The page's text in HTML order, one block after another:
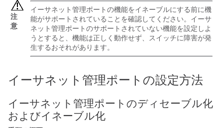
注
意
イーサネット管理ポートの機能をイネーブルにする前に機
能がサポートされていることを確認してください。イーサ
ネット管理ポートのサポートされていない機能を設定しよ
うとすると、機能は正しく動作せず、
スイッチに障害が発
生するおそれがあります。
イーサネット管理ポートの設定方法
イーサネット管理ポートのディセーブル化
およびイネーブル化